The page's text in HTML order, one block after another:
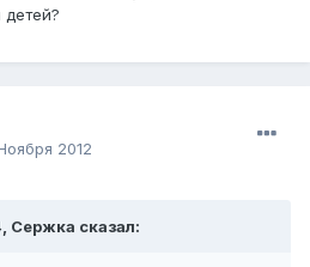
2012
Сержка сказал: